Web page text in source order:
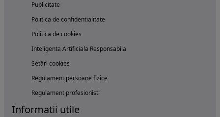
Publicitate
Politica de confidentialitate
Politica de cookies
Inteligenta Artificiala Responsabila
Setări cookies
Regulament persoane fizice
Regulament profesionisti
Informatii utile